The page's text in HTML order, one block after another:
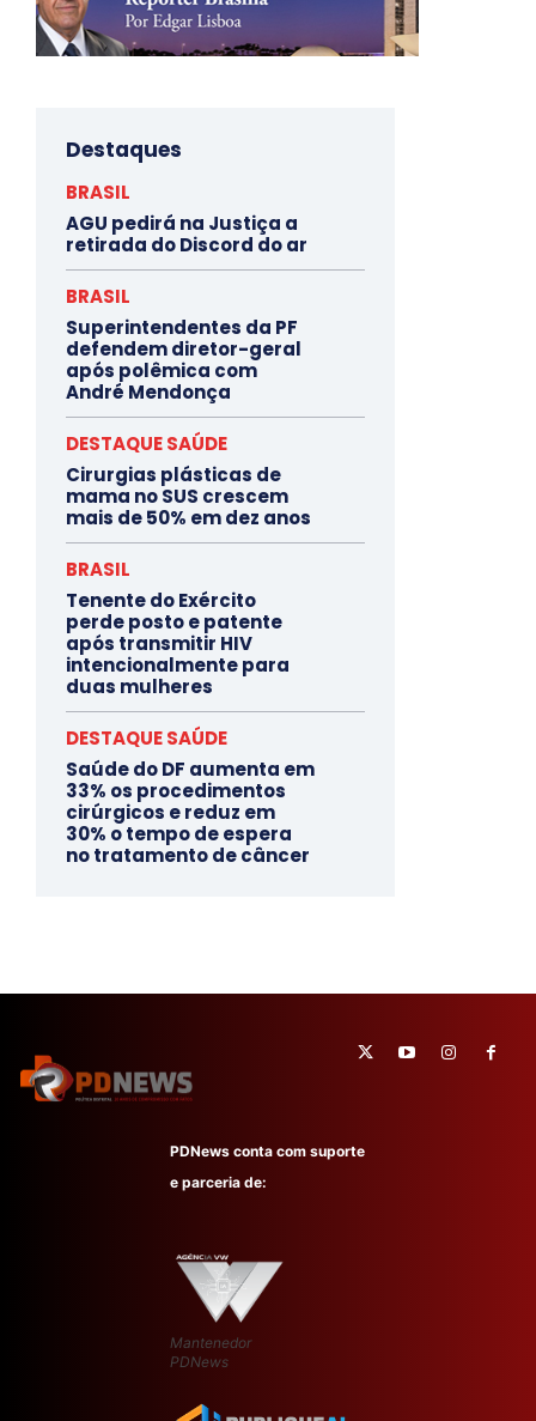
Destaques
BRASIL
AGU pedirá na Justiça a
retirada do Discord do ar
BRASIL
Superintendentes da PF
defendem diretor-geral
após polêmica com
André Mendonça
DESTAQUE SAÚDE
Cirurgias plásticas de
mama no SUS crescem
mais de 50% em dez anos
BRASIL
Tenente do Exército
perde posto e patente
após transmitir HIV
intencionalmente para
duas mulheres
DESTAQUE SAÚDE
Saúde do DF aumenta em
33% os procedimentos
cirúrgicos e reduz em
30% o tempo de espera
no tratamento de câncer
PDNews conta com suporte
e parceria de:
Mantenedor
PDNews